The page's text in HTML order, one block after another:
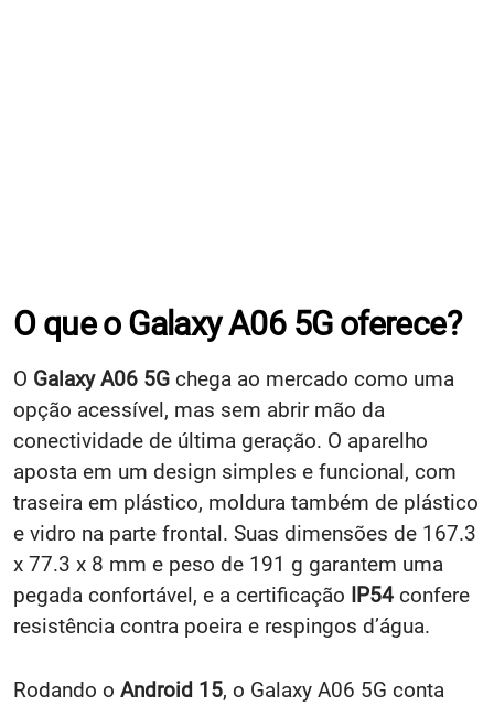
O que o Galaxy A06 5G oferece?
O Galaxy A06 5G chega ao mercado como uma
opção acessível, mas sem abrir mão da
conectividade de última geração. O aparelho
aposta em um design simples e funcional, com
traseira em plástico, moldura também de plástico
e vidro na parte frontal. Suas dimensões de 167.3
x 77.3 x 8 mm e peso de 191 g garantem uma
pegada confortável, e a certificação IP54 confere
resistência contra poeira e respingos d’água.
Rodando o Android 15, o Galaxy A06 5G conta